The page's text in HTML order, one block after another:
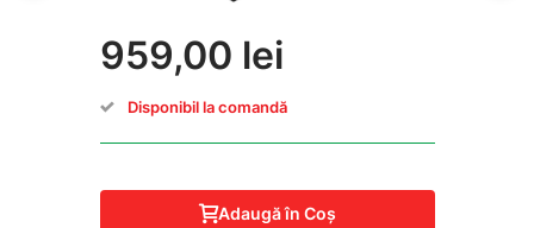
959,00 lei
Disponibil la comandă
Adaugă în Coş